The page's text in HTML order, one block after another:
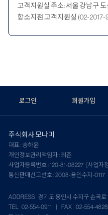
고객지원실 주소: 서울 강남구
항소지점 고객지원실 (02-2017-
로그인 회원가입
주식회사 모나미
대표 : 송하윤
개인정보관리책임자 : 최준
사업자등록번호 : 120-81-08227 [사업자
통신판매신고번호 : 2008-용인수지-0117
ADDRESS 경기도 용인시 수지구 손곡로
TEL 02-554-0911 | FAX 02-554-4828